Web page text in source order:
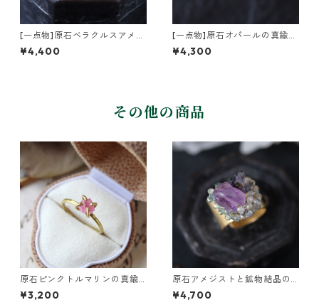
[一点物]原石ベラクルスアメジ
ストの真鍮インダストリアル
風イヤーカフ
¥4,400
[一点物]原石オパールの真鍮イ
ンダストリアル風イヤーカフ
¥4,300
その他の商品
原石ピンクトルマリンの真鍮
リング
¥3,200
原石アメジストと鉱物結晶の
真鍮幅広イヤーカフ
¥4,700